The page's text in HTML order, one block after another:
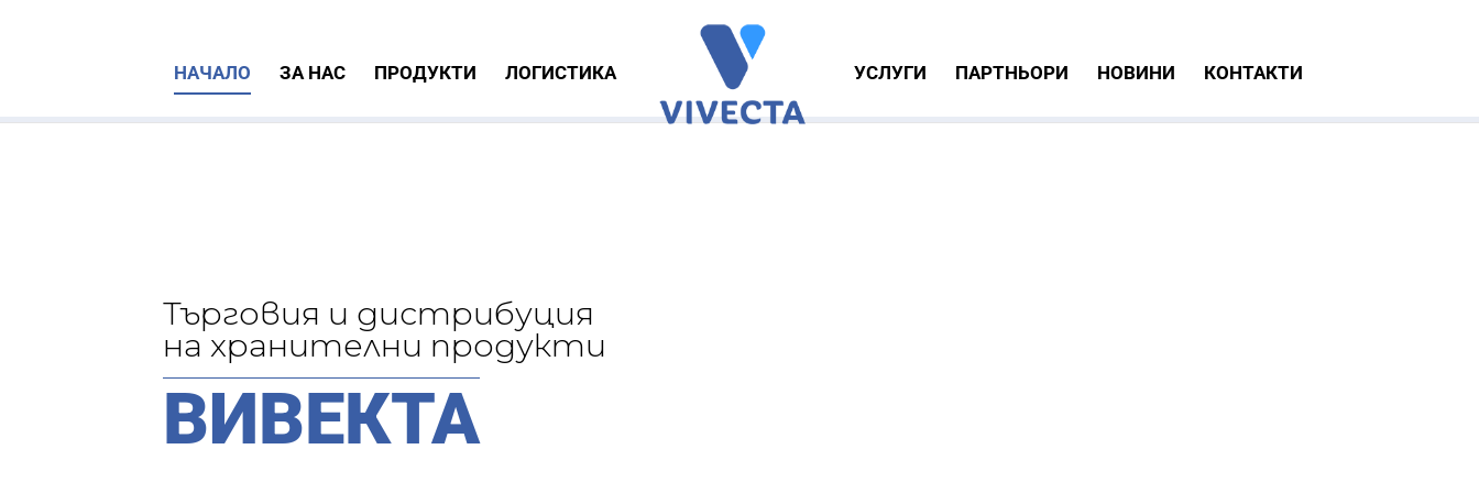
НАЧАЛО ЗА НАС ПРОДУКТИ ЛОГИСТИКА УСЛУГИ ПАРТНЬОРИ НОВИНИ КОНТАКТИ
Търговия и дистрибуция
на хранителни продукти
ВИВЕКТА